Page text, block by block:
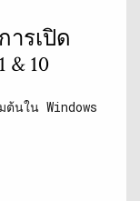
ารเปิด
& 10
ต้นใน Windows